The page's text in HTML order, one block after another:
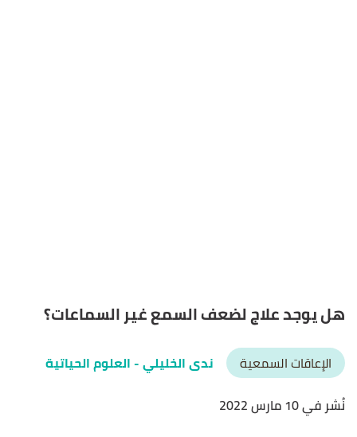
هل يوجد علاج لضعف السمع غير السماعات؟
الإعاقات السمعية ندى الخليلي- العلوم الحياتية
نُشر في 10 مارس 2022